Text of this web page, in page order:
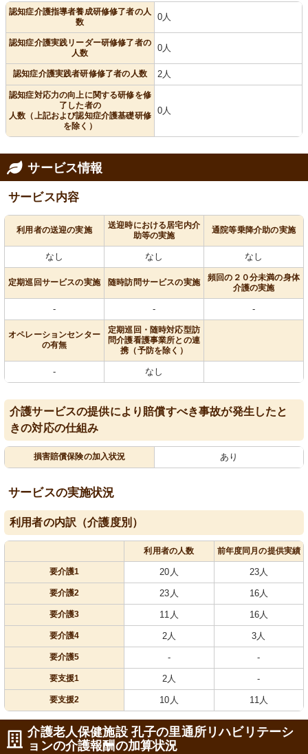
認知症介護指導者養成研修修了者の人
数
0人
認知症介護実践リーダー研修修了者の
人数
0人
認知症介護実践者研修修了者の人数 2人
認知症対応力の向上に関する研修を修
了した者の
人数（上記および認知症介護基礎研修
を除く）
0人
サービス情報
サービス内容
利用者の送迎の実施
送迎時における居宅内介
助等の実施
通院等乗降介助の実施
なし なし なし
定期巡回サービスの実施 随時訪問サービスの実施
頻回の２０分未満の身体
介護の実施
- - -
オペレーションセンター
の有無
定期巡回・随時対応型訪
問介護看護事業所との連
携（予防を除く）
- なし
介護サービスの提供により賠償すべき事故が発生したと
きの対応の仕組み
損害賠償保険の加入状況 あり
サービスの実施状況
利用者の内訳（介護度別）
利用者の人数 前年度同月の提供実績
要介護1 20人 23人
要介護2 23人 16人
要介護3 11人 16人
要介護4 2人 3人
要介護5 - -
要支援1 2人 -
要支援2 10人 11人
介護老人保健施設 孔子の里通所リハビリテーシ
ョンの介護報酬の加算状況